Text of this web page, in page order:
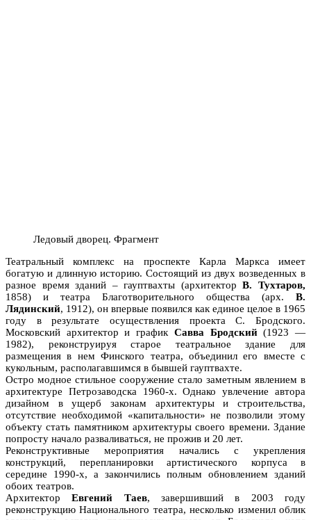
Ледовый дворец. Фрагмент
Театральный комплекс на проспекте Карла Маркса имеет
богатую и длинную историю. Состоящий из двух возведенных в
разное время зданий – гауптвахты (архитекторВ. Тухтаров,
1858) и театра Благотворительного общества (арх. В.
Лядинский, 1912), он впервые появился как единое целое в 1965
году в результате осуществления проекта С. Бродского.
Московский архитектор и график Савва Бродский(1923 —
1982), реконструируя старое театральное здание для
размещения в нем Финского театра, объединил его вместе с
кукольным, располагавшимся в бывшей гауптвахте.
Остро модное стильное сооружение стало заметным явлением в
архитектуре Петрозаводска 1960-х. Однако увлечение автора
дизайном в ущерб законам архитектуры и строительства,
отсутствие необходимой «капитальности» не позволили этому
объекту стать памятником архитектуры своего времени. Здание
попросту начало разваливаться, не прожив и 20 лет.
Реконструктивные мероприятия начались с укрепления
конструкций, перепланировки артистического корпуса в
середине 1990-х, а закончились полным обновлением зданий
обоих театров.
АрхитекторЕвгений Таев, завершивший в 2003 году
реконструкцию Национального театра, несколько изменил облик